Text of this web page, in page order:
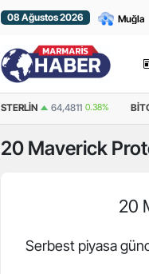
08 Ağustos 2026
STERLIN 64,4811 0.38%
20 Maverick
20
Serbest piyasa